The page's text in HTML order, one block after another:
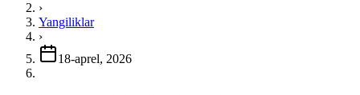
›
Yangiliklar
›
18-aprel, 2026